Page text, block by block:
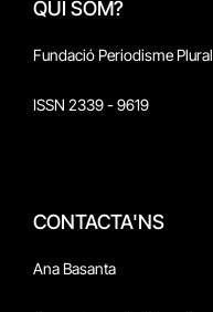
QUI SOM?
Fundació Periodisme Plural
ISSN 2339 - 9619
CONTACTA'NS
Ana Basanta